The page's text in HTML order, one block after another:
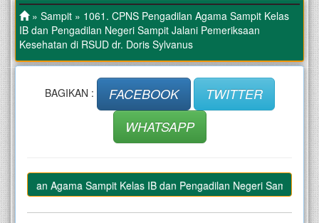
» Sampit » 1061. CPNS Pengadilan Agama Sampit Kelas
IB dan Pengadilan Negeri Sampit Jalani Pemeriksaan
Kesehatan di RSUD dr. Doris Sylvanus
BAGIKAN : FACEBOOK
TWITTER
WHATSAPP
Agama Sampit Kelas IB dan Pengadilan Negeri Sampit